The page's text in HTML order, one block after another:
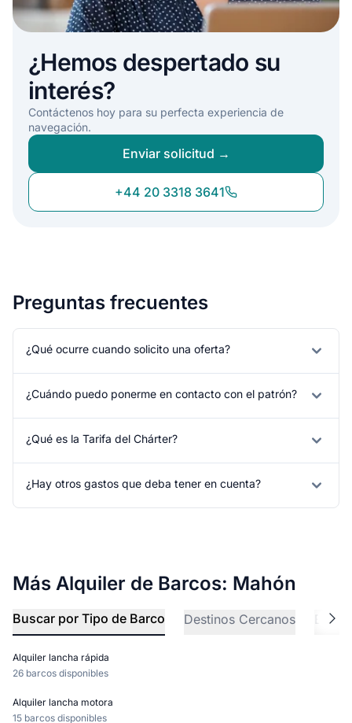
¿Hemos despertado su
interés?
Contáctenos hoy para su perfecta experiencia de
navegación.
Enviar solicitud →
+44 20 3318 3641
Preguntas frecuentes
¿Qué ocurre cuando solicito una oferta?
¿Cuándo puedo ponerme en contacto con el patrón?
¿Qué es la Tarifa del Chárter?
¿Hay otros gastos que deba tener en cuenta?
Más Alquiler de Barcos: Mahón
Buscar por Tipo de Barco Destinos Cercanos
Alquiler lancha rápida
26 barcos disponibles
Alquiler lancha motora
15 barcos disponibles